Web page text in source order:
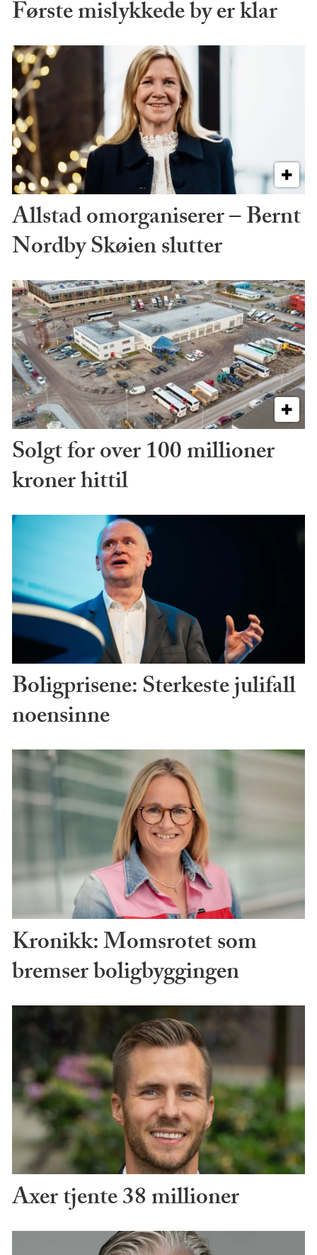
Første mislykkede by er klar
Allstad omorganiserer – Bernt
Nordby Skøien slutter
Solgt for over 100 millioner
kroner hittil
Boligprisene: Sterkeste julifall
noensinne
Kronikk: Momsrotet som
bremser boligbyggingen
Axer tjente 38 millioner